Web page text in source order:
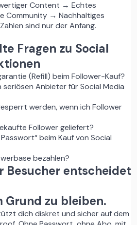
Content → Echtes
Community → Nachhaltiges
sind nur der Anfang.
Fragen zu Social
(Refill) beim Follower-Kauf?
seriösen Anbieter für Social Media
werden, wenn ich Follower
Follower geliefert?
beim Kauf von Social
bezahlen?
Besucher entscheidet
Grund zu bleiben.
dich diskret und sicher auf dem